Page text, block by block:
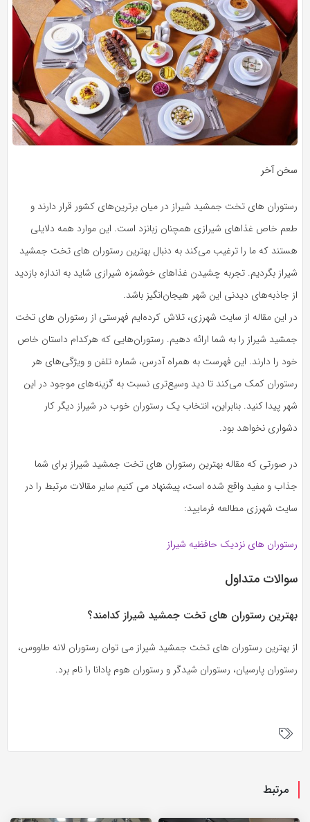
سخن آخر
رستوران های تخت جمشید شیراز در میان برترین‌های کشور قرار دارند و
طعم خاص غذاهای شیرازی همچنان زبانزد است. این موارد همه دلایلی
هستند که ما را ترغیب می‌کند به دنبال بهترین رستوران های تخت جمشید
شیراز بگردیم. تجربه چشیدن غذاهای خوشمزه شیرازی شاید به اندازه بازدید
از جاذبه‌های دیدنی این شهر هیجان‌انگیز باشد.
در این مقاله از سایت شهرزی، تلاش کرده‌ایم فهرستی از رستوران های تخت
جمشید شیراز را به شما ارائه دهیم. رستوران‌هایی که هرکدام داستان خاص
خود را دارند. این فهرست به همراه آدرس، شماره تلفن و ویژگی‌های هر
رستوران کمک می‌کند تا دید وسیع‌تری نسبت به گزینه‌های موجود در این
شهر پیدا کنید. بنابراین، انتخاب یک رستوران خوب در شیراز دیگر کار
دشواری نخواهد بود.
در صورتی که مقاله بهترین رستوران های تخت جمشید شیراز برای شما
جذاب و مفید واقع شده است، پیشنهاد می کنیم سایر مقالات مرتبط را در
سایت شهرزی مطالعه فرمایید:
رستوران های نزدیک حافظیه شیراز
سوالات متداول
بهترین رستوران های تخت جمشید شیراز کدامند؟
از بهترین رستوران های تخت جمشید شیراز می توان رستوران لانه طاووس،
رستوران پارسیان، رستوران شیدگر و رستوران هوم پادانا را نام برد.
مرتبط